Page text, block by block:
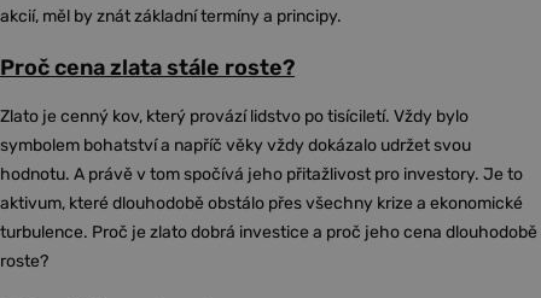
akcií, měl by znát základní termíny a principy.
Proč cena zlata stále roste?
Zlato je cenný kov, který provází lidstvo po tisíciletí. Vždy bylo
symbolem bohatství a napříč věky vždy dokázalo udržet svou
hodnotu. A právě v tom spočívá jeho přitažlivost pro investory. Je to
aktivum, které dlouhodobě obstálo přes všechny krize a ekonomické
turbulence. Proč je zlato dobrá investice a proč jeho cena dlouhodobě
roste?